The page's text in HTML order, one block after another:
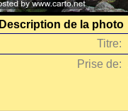
Description de la photo
Titre:
Prise de: